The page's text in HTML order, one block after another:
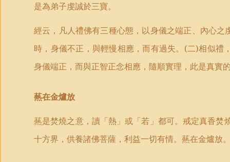
是為弟子虔誠於三寶。
經云，凡人禮佛有三種心態，以身儀之端正、內心
時，身儀不正，與輕慢相應，而有過失。 (二)相似禮
身儀端正，而與正智正念相應，隨順實理，此是真實
爇在金爐放
爇是焚燒之意，讀「熱」或「若」都可。戒定真香
十方界，供養諸佛菩薩，利益一切有情。爇在金爐放